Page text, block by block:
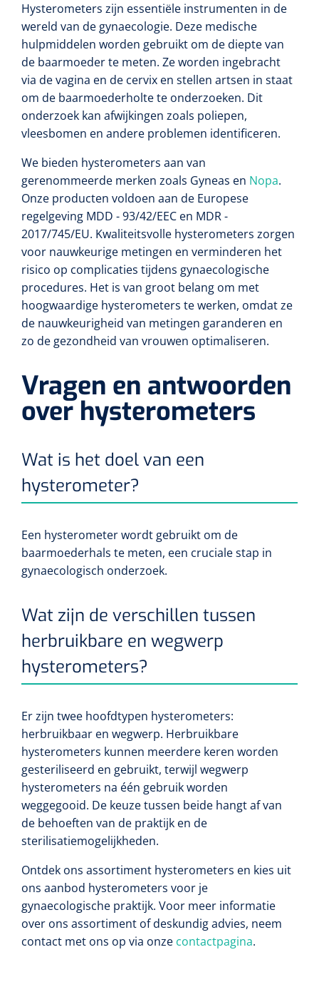
Tests lactate/cholestérol
Tests INR
Réactifs
Sérologie
Tests rapide
Parasitologie
Accessoires
Fonction pulmonaire
Divers
Wearables
Logiciel
Alcoomètre
Tapis d'exercice
Ballons d'exercice
Les Passerels et escaliers
Equilibre & coordination
Bandes d'exercices
Toilette intime
Désinfection des mains
Soins des cheveux
Douche et bain
Divers
Poubelles
Aérosols désodorisant
Accessoires mortuaires
Autoclaves
Nettoyants pour instruments
Bandes velpeau
Pansements auto-adhésifs
Bandages tubulaires
Bandes élastiques de fixation
Kits stériles
Sets de bandage
Champs opératoires
Jeu de sondes
Sets de suture & d'ablation
Kits d'instruments
Champs stériles
Produits pour le traitement des plaies chroniques
Pansements en argent
Hydrogel
Pansements avec interface transparente
siliconée
Alginates
Divers
Dissolvant de couche adhésive
Ouates
Agraffes de fixation
Bassin renal
Nettoyeurs de plaies
Hysterometers zijn essentiële instrumenten in de
wereld van de gynaecologie. Deze medische
hulpmiddelen worden gebruikt om de diepte van
de baarmoeder te meten. Ze worden ingebracht
via de vagina en de cervix en stellen artsen in staat
om de baarmoederholte te onderzoeken. Dit
onderzoek kan afwijkingen zoals poliepen,
vleesbomen en andere problemen identificeren.
We bieden hysterometers aan van
gerenommeerde merken zoals Gyneas en Nopa.
Onze producten voldoen aan de Europese
regelgeving MDD - 93/42/EEC en MDR -
2017/745/EU. Kwaliteitsvolle hysterometers zorgen
voor nauwkeurige metingen en verminderen het
risico op complicaties tijdens gynaecologische
procedures. Het is van groot belang om met
hoogwaardige hysterometers te werken, omdat ze
de nauwkeurigheid van metingen garanderen en
zo de gezondheid van vrouwen optimaliseren.
Vragen en antwoorden
over hysterometers
Wat is het doel van een
hysterometer?
Een hysterometer wordt gebruikt om de
baarmoederhals te meten, een cruciale stap in
gynaecologisch onderzoek.
Wat zijn de verschillen tussen
herbruikbare en wegwerp
hysterometers?
Er zijn twee hoofdtypen hysterometers:
herbruikbaar en wegwerp. Herbruikbare
hysterometers kunnen meerdere keren worden
gesteriliseerd en gebruikt, terwijl wegwerp
hysterometers na één gebruik worden
weggegooid. De keuze tussen beide hangt af van
de behoeften van de praktijk en de
sterilisatiemogelijkheden.
Ontdek ons assortiment hysterometers en kies uit
ons aanbod hysterometers voor je
gynaecologische praktijk. Voor meer informatie
over ons assortiment of deskundig advies, neem
contact met ons op via onze contactpagina.